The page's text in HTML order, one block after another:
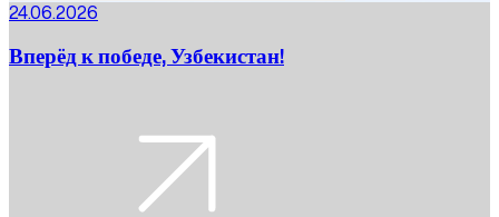
24.06.2026
Вперёд к победе, Узбекистан!